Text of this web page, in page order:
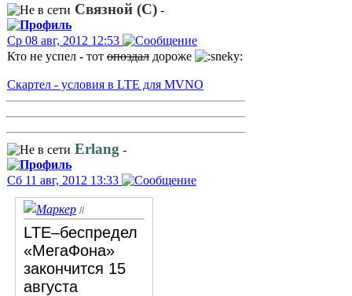
Связной (С) -
Ср 08 авг, 2012 12:53
Кто не успел - тот опоздал дороже
Скартел - условия в LTE для MVNO
Erlang -
Сб 11 авг, 2012 13:33
//
LTE–беспредел
«МегаФона»
закончится 15
августа